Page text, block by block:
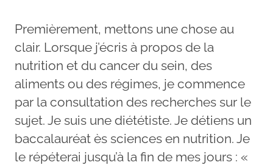
Premièrement, mettons une chose au
clair. Lorsque j’écris à propos de la
nutrition et du cancer du sein, des
aliments ou des régimes, je commence
par la consultation des recherches sur le
sujet. Je suis une diététiste. Je détiens un
baccalauréat ès sciences en nutrition. Je
le répéterai jusqu’à la fin de mes jours : «